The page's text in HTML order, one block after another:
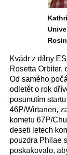
Kvádr z dílny
Rosetta Orbiter,
Od samého
odletět o rok
posunutím
46P/Wirtanen,
kometu 67P/
deseti letech
pouzdra Philae
poskakovalo,